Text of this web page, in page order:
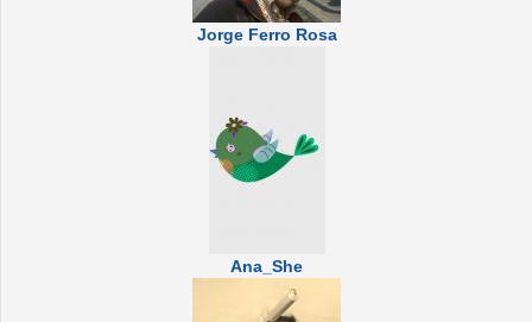
Jorge Ferro Rosa
Ana_She